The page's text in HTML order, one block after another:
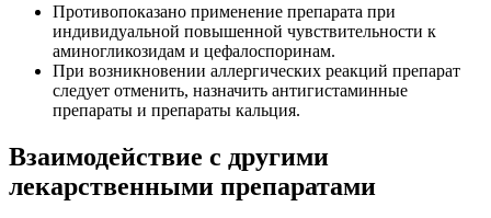
Противопоказано применение препарата при
индивидуальной повышенной чувствительности к
аминогликозидам и цефалоспоринам.
При возникновении аллергических реакций препарат
следует отменить, назначить антигистаминные
препараты и препараты кальция.
Взаимодействие с другими
лекарственными препаратами